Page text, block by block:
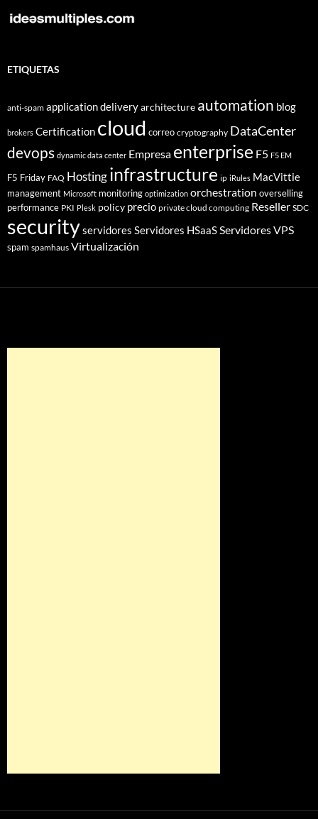
ETIQUETAS
anti-spam application deliveryarchitecture automation blog
brokers Certification cloud correo cryptography DataCenter
devops dynamic data center Empresa enterprise F5 F5 EM
F5 Friday FAQ Hostinginfrastructure ip iRules MacVittie
management Microsoft monitoring optimization orchestration overselling
performance PKI Plesk policy precio private cloud computing Reseller SDC
securityservidores Servidores HSaaSServidores VPS
spam spamhaus Virtualización